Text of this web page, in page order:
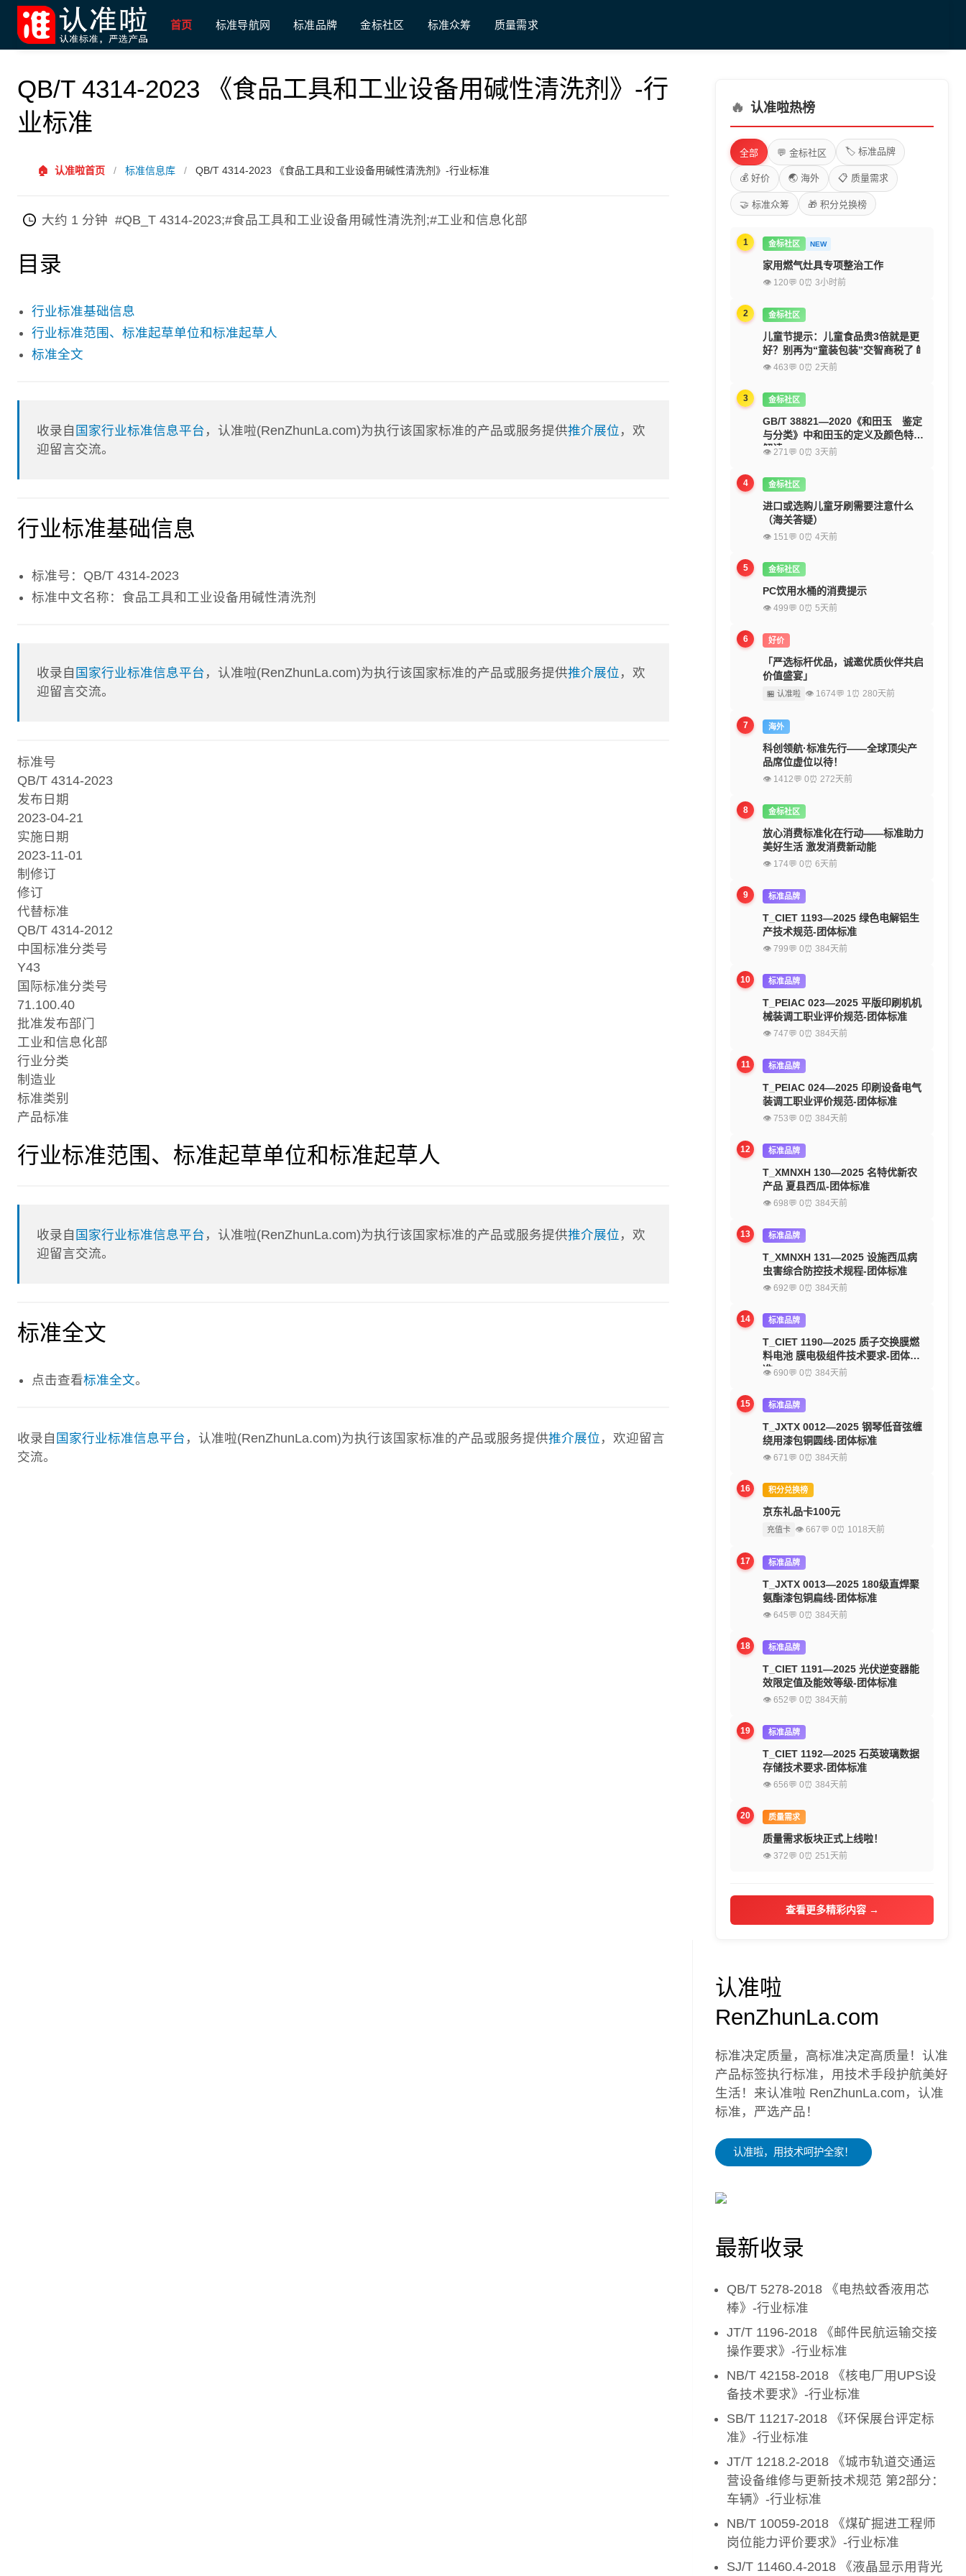
首页 标准导航网 标准品牌 金标社区 标准众筹 质量需求
QB/T 4314-2023 《食品工具和工业设备用碱性清洗剂》-行
业标准
🏠 认准啦首页 / 标准信息库 / QB/T 4314-2023 《食品工具和工业设备用碱性清洗剂》-行业标准
大约 1 分钟 #QB_T 4314-2023;#食品工具和工业设备用碱性清洗剂;#工业和信息化部
目录
行业标准基础信息
行业标准范围、标准起草单位和标准起草人
标准全文
收录自 国家行业标准信息平台 ，认准啦(RenZhunLa.com)为执行该国家标准的产品或服务提供推介展位 ，欢
迎留言交流。
行业标准基础信息
标准号：QB/T 4314-2023
标准中文名称：食品工具和工业设备用碱性清洗剂
收录自 国家行业标准信息平台 ，认准啦(RenZhunLa.com)为执行该国家标准的产品或服务提供推介展位 ，欢
迎留言交流。
标准号
QB/T 4314-2023
发布日期
2023-04-21
实施日期
2023-11-01
制修订
修订
代替标准
QB/T 4314-2012
中国标准分类号
Y43
国际标准分类号
71.100.40
批准发布部门
工业和信息化部
行业分类
制造业
标准类别
产品标准
行业标准范围、标准起草单位和标准起草人
收录自 国家行业标准信息平台 ，认准啦(RenZhunLa.com)为执行该国家标准的产品或服务提供推介展位 ，欢
迎留言交流。
标准全文
点击查看标准全文。
收录自 国家行业标准信息平台 ，认准啦(RenZhunLa.com)为执行该国家标准的产品或服务提供推介展位 ，欢迎留言
交流。
🔥 认准啦热榜
全部 💬 金标社区 🏷️ 标准品牌
💰 好价 🌏 海外 📋 质量需求
🤝 标准众筹 🎁 积分兑换榜
1 金标社区 NEW
家用燃气灶具专项整治工作
👁 120💬 0⏰ 3小时前
2 金标社区
儿童节提示：儿童食品贵3倍就是更
好？别再为“童装包装”交智商税了🍼
👁 463💬 0⏰ 2天前
3 金标社区
GB/T 38821—2020《和田玉 鉴定
与分类》中和田玉的定义及颜色特征
解读
👁 271💬 0⏰ 3天前
4 金标社区
进口或选购儿童牙刷需要注意什么
（海关答疑）
👁 151💬 0⏰ 4天前
5 金标社区
PC饮用水桶的消费提示
👁 499💬 0⏰ 5天前
6 好价
「严选标杆优品，诚邀优质伙伴共启
价值盛宴」
🏪 认准啦 👁 1674💬 1⏰ 280天前
7 海外
科创领航·标准先行——全球顶尖产
品席位虚位以待！
👁 1412💬 0⏰ 272天前
8 金标社区
放心消费标准化在行动——标准助力
美好生活 激发消费新动能
👁 174💬 0⏰ 6天前
9 标准品牌
T_CIET 1193—2025 绿色电解铝生
产技术规范-团体标准
👁 799💬 0⏰ 384天前
10 标准品牌
T_PEIAC 023—2025 平版印刷机机
械装调工职业评价规范-团体标准
👁 747💬 0⏰ 384天前
11 标准品牌
T_PEIAC 024—2025 印刷设备电气
装调工职业评价规范-团体标准
👁 753💬 0⏰ 384天前
12 标准品牌
T_XMNXH 130—2025 名特优新农
产品 夏县西瓜-团体标准
👁 698💬 0⏰ 384天前
13 标准品牌
T_XMNXH 131—2025 设施西瓜病
虫害综合防控技术规程-团体标准
👁 692💬 0⏰ 384天前
14 标准品牌
T_CIET 1190—2025 质子交换膜燃
料电池 膜电极组件技术要求-团体标
准
👁 690💬 0⏰ 384天前
15 标准品牌
T_JXTX 0012—2025 钢琴低音弦缠
绕用漆包铜圆线-团体标准
👁 671💬 0⏰ 384天前
16 积分兑换榜
京东礼品卡100元
充值卡 👁 667💬 0⏰ 1018天前
17 标准品牌
T_JXTX 0013—2025 180级直焊聚
氨酯漆包铜扁线-团体标准
👁 645💬 0⏰ 384天前
18 标准品牌
T_CIET 1191—2025 光伏逆变器能
效限定值及能效等级-团体标准
👁 652💬 0⏰ 384天前
19 标准品牌
T_CIET 1192—2025 石英玻璃数据
存储技术要求-团体标准
👁 656💬 0⏰ 384天前
20 质量需求
质量需求板块正式上线啦！
👁 372💬 0⏰ 251天前
查看更多精彩内容 →
认准啦
RenZhunLa.com
标准决定质量，高标准决定高质量！认准
产品标签执行标准，用技术手段护航美好
生活！来认准啦 RenZhunLa.com，认准
标准，严选产品！
认准啦，用技术呵护全家！
最新收录
QB/T 5278-2018 《电热蚊香液用芯
棒》-行业标准
JT/T 1196-2018 《邮件民航运输交接
操作要求》-行业标准
NB/T 42158-2018 《核电厂用UPS设
备技术要求》-行业标准
SB/T 11217-2018 《环保展台评定标
准》-行业标准
JT/T 1218.2-2018 《城市轨道交通运
营设备维修与更新技术规范 第2部分：
车辆》-行业标准
NB/T 10059-2018 《煤矿掘进工程师
岗位能力评价要求》-行业标准
SJ/T 11460.4-2018 《液晶显示用背光